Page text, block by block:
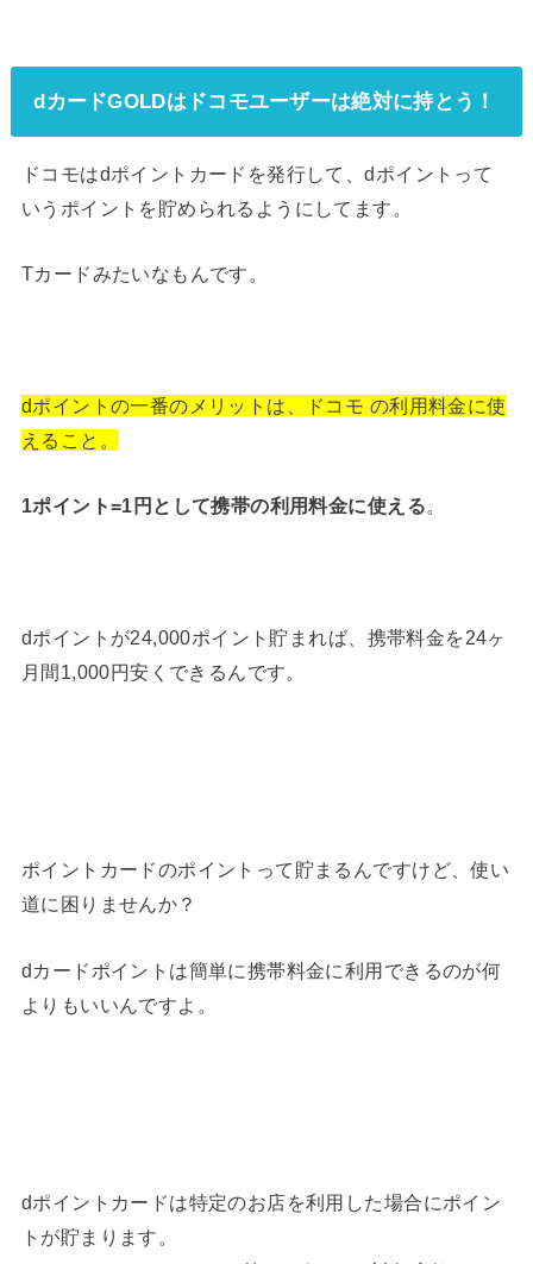
dカードGOLDはドコモユーザーは絶対に持とう！
ドコモはdポイントカードを発行して、dポイントって
いうポイントを貯められるようにしてます。
Tカードみたいなもんです。
dポイントの一番のメリットは、ドコモ の利用料金に使
えること。
1ポイント=1円として携帯の利用料金に使える。
dポイントが24,000ポイント貯まれば、携帯料金を24ヶ
月間1,000円安くできるんです。
ポイントカードのポイントって貯まるんですけど、使い
道に困りませんか？
dカードポイントは簡単に携帯料金に利用できるのが何
よりもいいんですよ。
dポイントカードは特定のお店を利用した場合にポイン
トが貯まります。